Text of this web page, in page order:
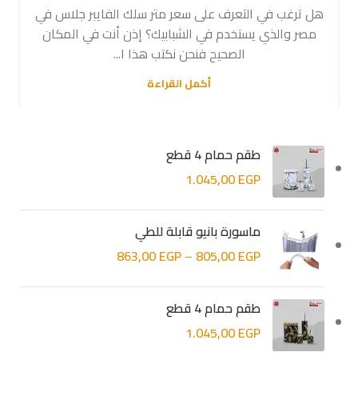
هل ترغب في التعرف على سعر متر سلك الفايبر جلاس في
مصر والذي يستخدم في الشبابيك؟ إذن أنت في المكان
الصحيح فنحن نكتب هذا ا...
أكمل القراءة
طقم حمام 4 قطع
1.045,00EGP
ماسورة بانيو قابلة للطي
805,00EGP
–
863,00EGP
طقم حمام 4 قطع
1.045,00EGP